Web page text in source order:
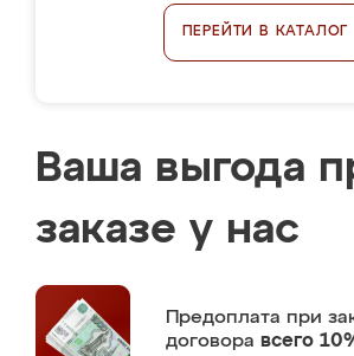
ПЕРЕЙТИ В КАТАЛОГ
Ваша выгода
заказе у нас
Предоплата при
договора всего